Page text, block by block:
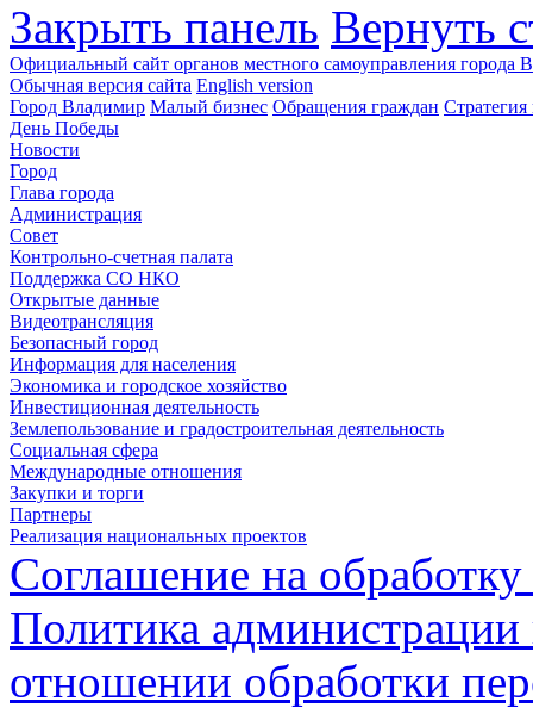
Закрыть панель Вернуть
Официальный сайт органов местного самоуправления города
Обычная версия сайта English version
Город Владимир Малый бизнес Обращения граждан Стратегия
День Победы
Новости
Город
Глава города
Администрация
Совет
Контрольно-счетная палата
Поддержка СО НКО
Открытые данные
Видеотрансляция
Безопасный город
Информация для населения
Экономика и городское хозяйство
Инвестиционная деятельность
Землепользование и градостроительная деятельность
Социальная сфера
Международные отношения
Закупки и торги
Партнеры
Реализация национальных проектов
Соглашение на
Политика
отношении обработки